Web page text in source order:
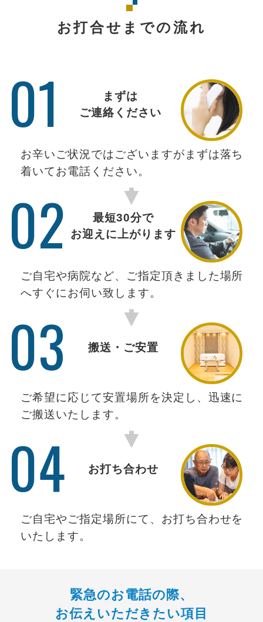
お打合せまでの流れ
01
まずは
ご連絡ください
お辛いご状況ではございますがまずは落ち
着いてお電話ください。
02
最短30分で
お迎えに上がります
ご自宅や病院など、ご指定頂きました場所
へすぐにお伺い致します。
03 搬送・ご安置
ご希望に応じて安置場所を決定し、迅速に
ご搬送いたします。
04 お打ち合わせ
ご自宅やご指定場所にて、お打ち合わせを
いたします。
緊急のお電話の際、
お伝えいただきたい項目